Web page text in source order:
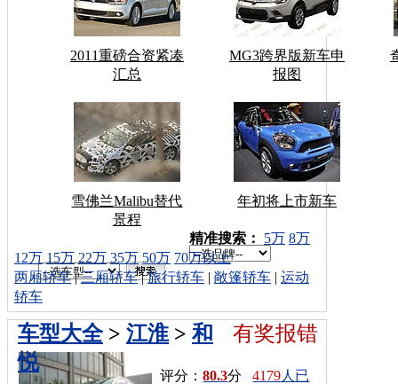
2011重磅合资紧凑
汇总
MG3跨界版新车申
报图
雪佛兰Malibu替代
景程
年初将上市新车
车型搜索：
精准搜索： 5万 8万
12万 15万 22万 35万 50万 70万以上
两厢轿车|三厢轿车|旅行轿车 | 敞篷轿车 | 运动
轿车
有奖报错
车型大全> 江淮 > 和
悦
评分：80.3分4179人已